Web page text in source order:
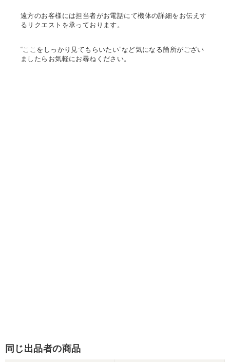
遠方のお客様には担当者がお電話にて機体の詳細をお伝えす
るリクエストを承っております。
“ここをしっかり見てもらいたい”など気になる箇所がござい
ましたらお気軽にお尋ねください。
同じ出品者の商品